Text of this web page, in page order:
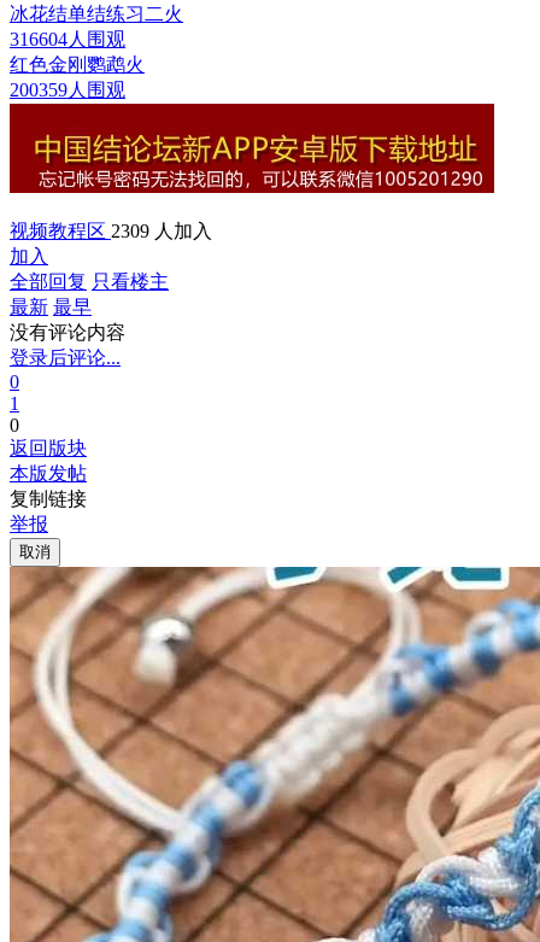
冰花结单结练习二火
316604人围观
红色金刚鹦鹉火
200359人围观
视频教程区 2309 人加入
加入
全部回复 只看楼主
最新 最早
没有评论内容
登录后评论...
0
1
0
返回版块
本版发帖
复制链接
举报
取消